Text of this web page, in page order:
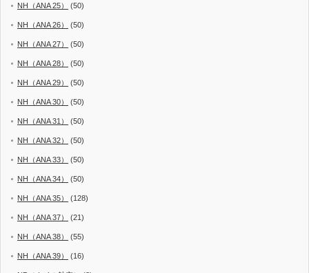
NH（ANA 25） (50)
NH（ANA 26） (50)
NH（ANA 27） (50)
NH（ANA 28） (50)
NH（ANA 29） (50)
NH（ANA 30） (50)
NH（ANA 31） (50)
NH（ANA 32） (50)
NH（ANA 33） (50)
NH（ANA 34） (50)
NH（ANA 35） (128)
NH（ANA 37） (21)
NH（ANA 38） (55)
NH（ANA 39） (16)